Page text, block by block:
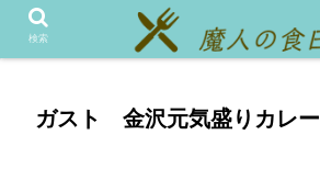
メニュー
ガスト 金沢元気盛りカレー
検索